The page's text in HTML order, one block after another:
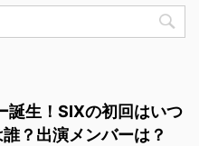
誕生！SIXの初回はいつ
？出演メンバーは？